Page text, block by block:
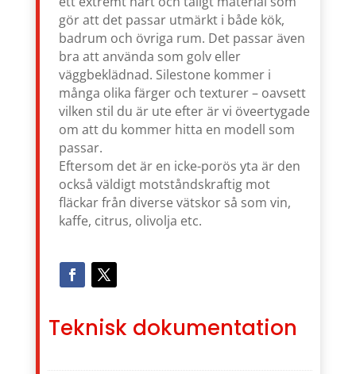
gör att det passar utmärkt i både kök,
badrum och övriga rum. Det passar även
bra att använda som golv eller
väggbeklädnad. Silestone kommer i
många olika färger och texturer – oavsett
vilken stil du är ute efter är vi öveertygade
om att du kommer hitta en modell som
passar.
Eftersom det är en icke-porös yta är den
också väldigt motståndskraftig mot
fläckar från diverse vätskor så som vin,
kaffe, citrus, olivolja etc.
Teknisk dokumentation